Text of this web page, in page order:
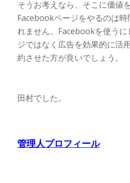
そうお考えなら、そこに価値
Facebookページをやるのは
れません。Facebookを使う
ジではなく広告を効果的に活
約させた方が良いでしょう。
田村でした。
管理人プロフィール